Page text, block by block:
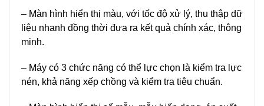
– Màn hình hiển thị màu, với tốc độ xử lý, thu thập dữ
liệu nhanh đồng thời đưa ra kết quả chính xác, thông
minh.
– Máy có 3 chức năng có thể lực chọn là kiểm tra lực
nén, khả năng xếp chồng và kiểm tra tiêu chuẩn.